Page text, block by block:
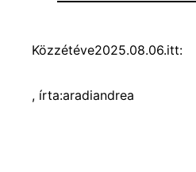
Közzétéve2025.08.06.itt:
, írta:aradiandrea